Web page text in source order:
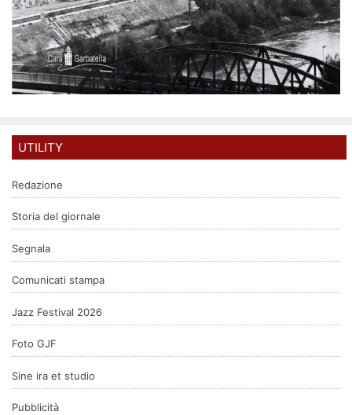
UTILITY
Redazione
Storia del giornale
Segnala
Comunicati stampa
Jazz Festival 2026
Foto GJF
Sine ira et studio
Pubblicità